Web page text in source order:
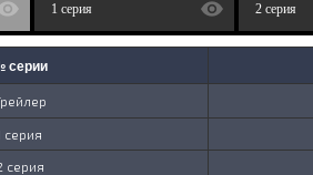
1 серия 2 серия
серии
серия
серия